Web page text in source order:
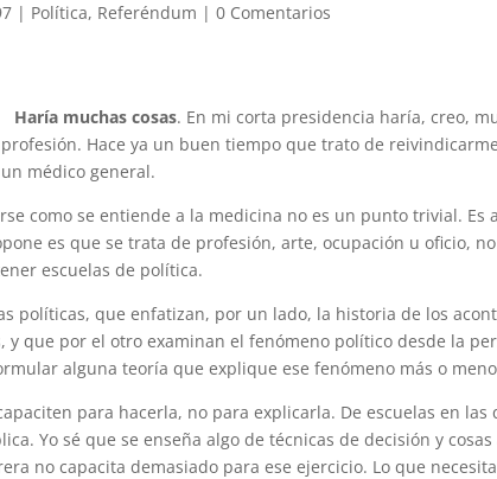
| Política, Referéndum |0 Comentarios
Haría muchas cosas. En mi corta presidencia haría, creo,
Hace ya un buen tiempo que trato de
médico general.
como se entiende a la medicina no es un punto trivial. Es
es que se trata de profesión, arte, ocupación u oficio,
escuelas de política.
políticas, que enfatizan, por un lado, la historia de los
y que por el otro examinan el fenómeno político desde la
alguna teoría que explique ese fenómeno más o
para hacerla, no para explicarla. De escuelas en las
Yo sé que se enseña algo de técnicas de decisión y cosas
no capacita demasiado para ese ejercicio. Lo que